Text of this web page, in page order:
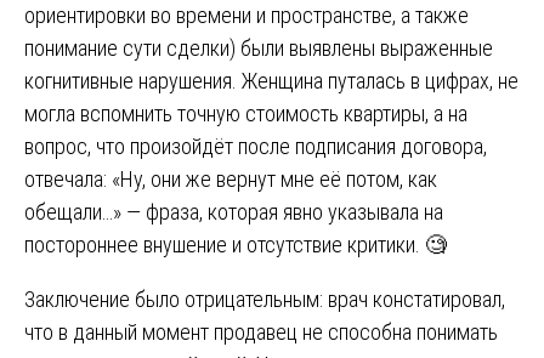
ориентировки во времени и пространстве, а также
понимание сути сделки) были выявлены выраженные
когнитивные нарушения. Женщина путалась в цифрах, не
могла вспомнить точную стоимость квартиры, а на
вопрос, что произойдёт после подписания договора,
отвечала: «Ну, они же вернут мне её потом, как
обещали…» — фраза, которая явно указывала на
постороннее внушение и отсутствие критики. 🧐
Заключение было отрицательным: врач констатировал,
что в данный момент продавец не способна понимать